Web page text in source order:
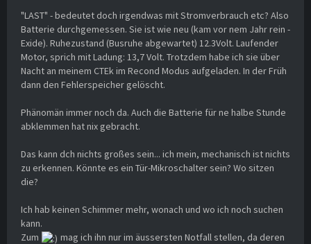
"LAST" - bedeutet doch irgendwas mit Stromverbrauch etc? Also
Batterie durchgemessen. Sie ist wie neu (kam vor nem Jahr rein -
Exide). Ruhezustand (Busruhe abgewartet) 12.3Volt. Laufender
Motor, sprich mit Ladung: 13,7 Volt. Trotzdem habe ich sie über
Nacht an meinem CTEk im Recond Modus aufgeladen. In der Früh
dann den Fehlerspeicher gelöscht.
Phänomän immer noch da. Auch die Batterie für ne halbe Stunde
abklemmen hat nix gebracht.
Das kann dch nichts großes sein... ich mein, mechanisch ist nichts
zu erkennen. Könnte es ein Tür-Mikroschalter sein? Wo sitzen
die?
Ich hab keinen Schimmer mehr, wonach und wo ich noch suchen
kann.
Zum
mag ich ihn nur im äussersten Notfall stellen, da deren